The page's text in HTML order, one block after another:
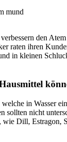
den
raten ihren
in kleinen
in Wasser
sollten nicht
Dill, Estragon,